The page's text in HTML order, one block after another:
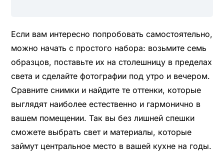
Если вам интересно попробовать самостоятельно,
можно начать с простого набора: возьмите семь
образцов, поставьте их на столешницу в пределах
света и сделайте фотографии под утро и вечером.
Сравните снимки и найдите те оттенки, которые
выглядят наиболее естественно и гармонично в
вашем помещении. Так вы без лишней спешки
сможете выбрать свет и материалы, которые
займут центральное место в вашей кухне на годы.